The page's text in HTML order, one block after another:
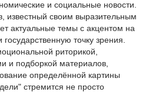
и социальные новости.
известный своим выразительным
актуальные темы с акцентом на
точку зрения.
риторикой,
и подборкой материалов,
определённой картины
стремится не просто